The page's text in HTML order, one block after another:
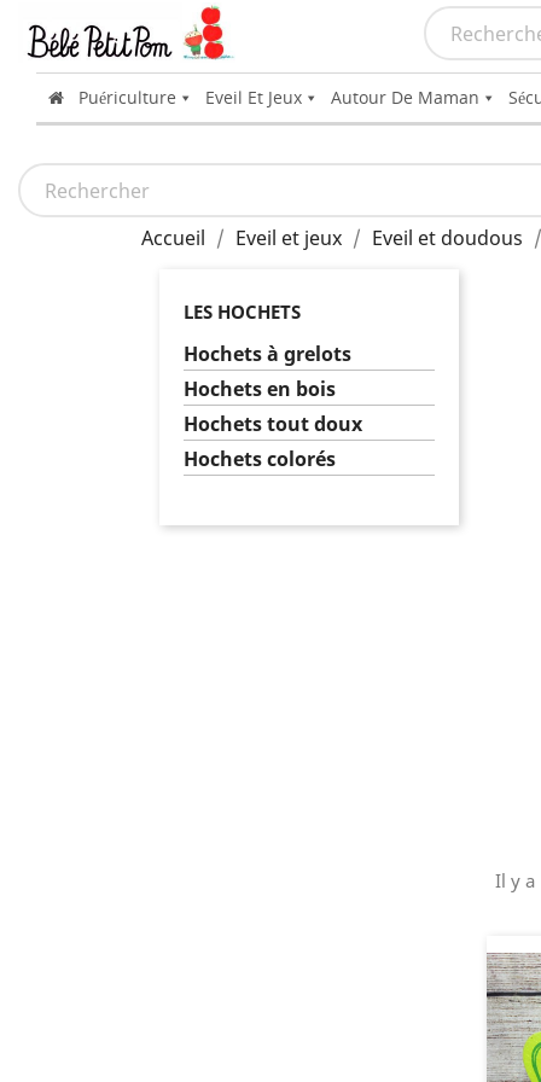
Puériculture Eveil Et Jeux Autour De Maman
Accueil Eveil et jeux Eveil et doudous
Il y a
LES HOCHETS
Hochets à grelots
Hochets en bois
Hochets tout doux
Hochets colorés